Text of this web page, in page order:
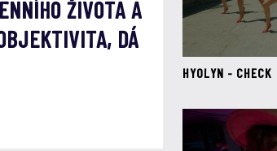
ŽIVOTA A
DÁ
HYOLYN - CHECK